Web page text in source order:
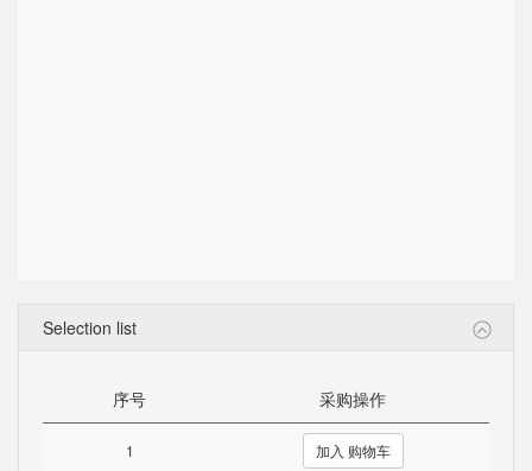
Selection list
序号 采购操作
1 加入 购物车